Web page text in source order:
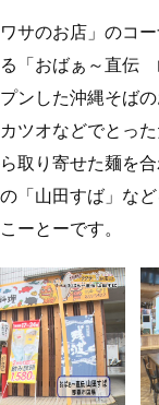
サのお店」のコー
「おばぁ～直伝
ンした沖縄そばの
ツオなどでとった
取り寄せた麺を合
「山田すば」など
ーとーです。